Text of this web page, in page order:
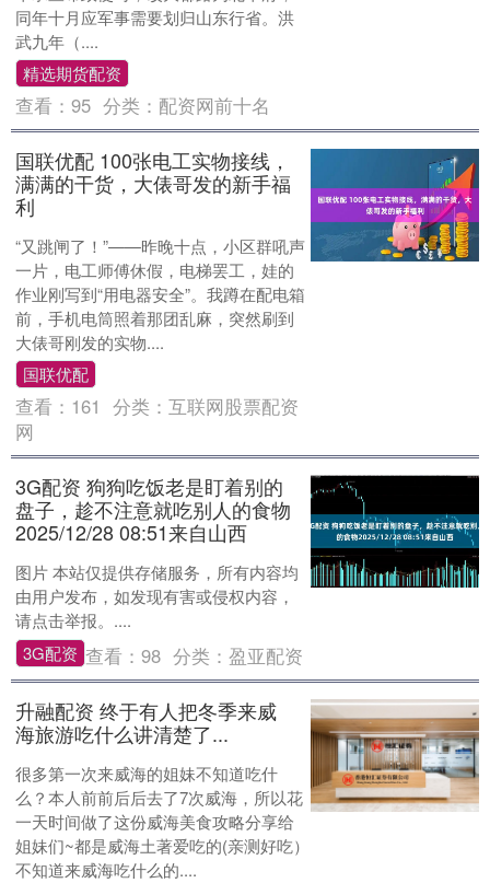
同年十月应军事需要划归山东行省。洪
武九年（....
精选期货配资
查看：95 分类： 配资网前十名
国联优配 100张电工实物接线，
满满的干货，大俵哥发的新手福
利
“又跳闸了！”——昨晚十点，小区群吼声
一片，电工师傅休假，电梯罢工，娃的
作业刚写到“用电器安全”。我蹲在配电箱
前，手机电筒照着那团乱麻，突然刷到
大俵哥刚发的实物....
国联优配
查看： 161 分类：互联网股票配资
网
3G配资 狗狗吃饭老是盯着别的
盘子，趁不注意就吃别人的食物
2025/12/28 08:51来自山西
图片 本站仅提供存储服务，所有内容均
由用户发布，如发现有害或侵权内容，
请点击举报。....
3G配资 查看：98 分类：盈亚配资
升融配资 终于有人把冬季来威
海旅游吃什么讲清楚了...
很多第一次来威海的姐妹不知道吃什
么？本人前前后后去了7次威海，所以花
一天时间做了这份威海美食攻略分享给
姐妹们~都是威海土著爱吃的(亲测好吃）
不知道来威海吃什么的....